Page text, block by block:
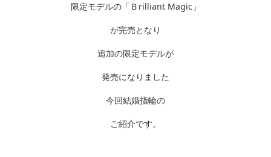
限定モデルの「Ｂrilliant Magic」
が完売となり
追加の限定モデルが
発売になりました
今回結婚指輪の
ご紹介です。